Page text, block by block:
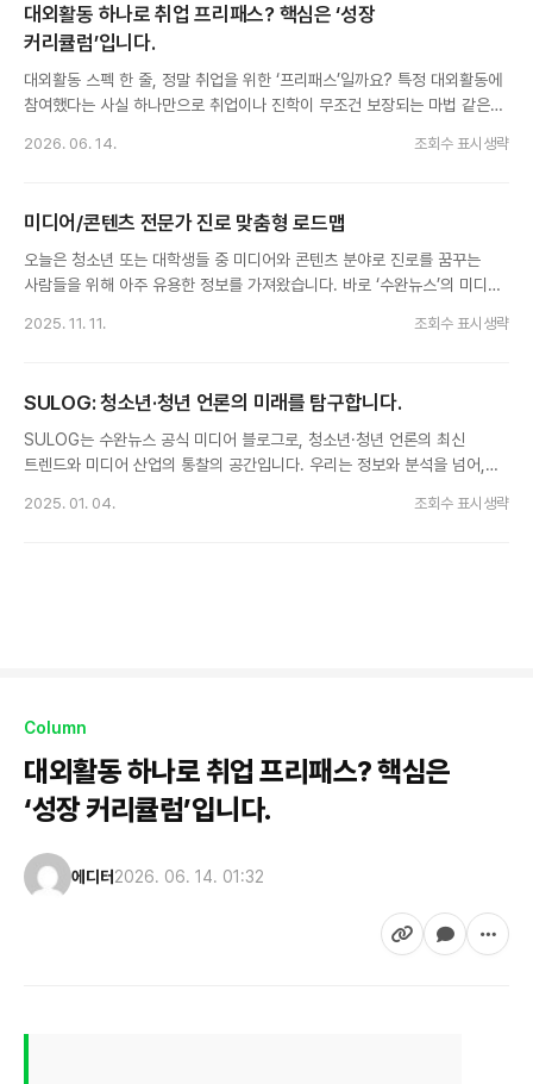
대외활동 하나로 취업 프리패스? 핵심은 ‘성장
커리큘럼’입니다.
대외활동 스펙 한 줄, 정말 취업을 위한 ‘프리패스’일까요? 특정 대외활동에
참여했다는 사실 하나만으로 취업이나 진학이 무조건 보장되는 마법 같은
2026. 06. 14. 조회수 표시생략
미디어/콘텐츠 전문가 진로 맞춤형 로드맵
오늘은 청소년 또는 대학생들 중 미디어와 콘텐츠 분야로 진로를 꿈꾸는
사람들을 위해 아주 유용한 정보를 가져왔습니다. 바로 ‘수완뉴스’의 미디어/
2025. 11. 11. 조회수 표시생략
SULOG: 청소년·청년 언론의 미래를 탐구합니다.
SULOG는 수완뉴스 공식 미디어 블로그로, 청소년·청년 언론의 최신
트렌드와 미디어 산업의 통찰의 공간입니다. 우리는 정보와 분석을 넘어,
2025. 01. 04. 조회수 표시생략
Column
대외활동 하나로 취업 프리패스? 핵심은
‘성장 커리큘럼’입니다.
에디터2026. 06. 14. 01:32